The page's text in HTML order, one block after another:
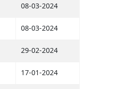
08-03-2024
08-03-2024
29-02-2024
17-01-2024